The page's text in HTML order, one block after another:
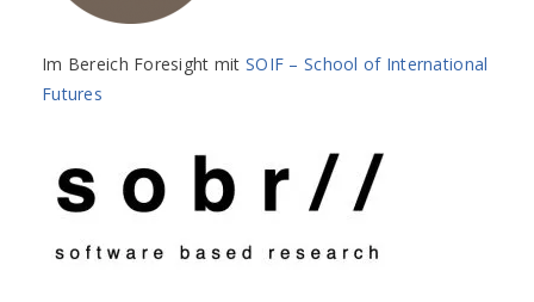
Im Bereich Foresight mit SOIF – School of International
Futures